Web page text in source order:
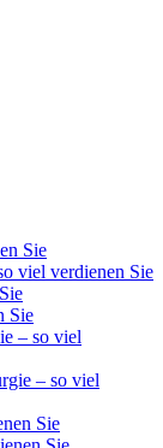
Sie
viel verdienen Sie
Sie
– so viel
– so viel
Sie